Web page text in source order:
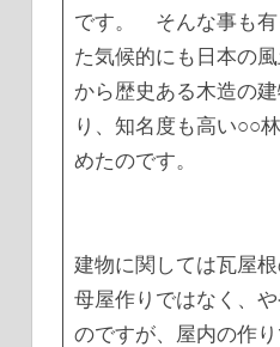
です。 そんな事も有
た気候的にも日本の
から歴史ある木造の
り、知名度も高い○○
めたのです。
建物に関しては瓦屋
母屋作りではなく、
のですが、屋内の作